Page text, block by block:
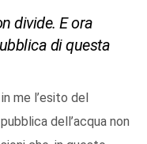
divide. E ora
di questa
me l’esito del
dell’acqua non